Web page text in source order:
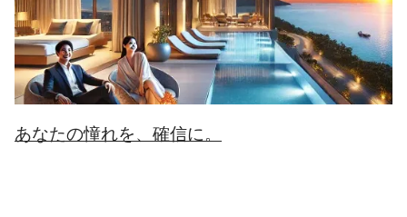
あなたの憧れを、確信に。